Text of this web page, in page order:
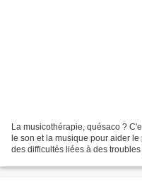
La musicothérapie, quésaco ?
le son et la musique pour aider
des difficultés liées à des